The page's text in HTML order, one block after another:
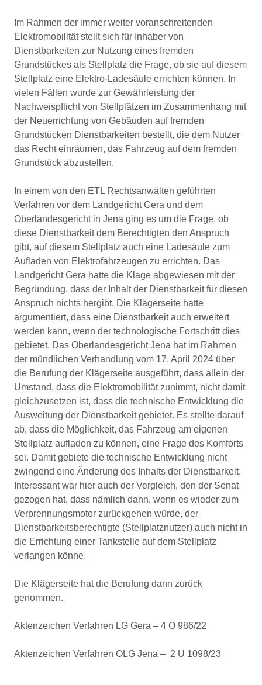
Im Rahmen der immer weiter voranschreitenden
Elektromobilität stellt sich für Inhaber von
Dienstbarkeiten zur Nutzung eines fremden
Grundstückes als Stellplatz die Frage, ob sie auf diesem
Stellplatz eine Elektro-Ladesäule errichten können. In
vielen Fällen wurde zur Gewährleistung der
Nachweispflicht von Stellplätzen im Zusammenhang mit
der Neuerrichtung von Gebäuden auf fremden
Grundstücken Dienstbarkeiten bestellt, die dem Nutzer
das Recht einräumen, das Fahrzeug auf dem fremden
Grundstück abzustellen.
In einem von den ETL Rechtsanwälten geführten
Verfahren vor dem Landgericht Gera und dem
Oberlandesgericht in Jena ging es um die Frage, ob
diese Dienstbarkeit dem Berechtigten den Anspruch
gibt, auf diesem Stellplatz auch eine Ladesäule zum
Aufladen von Elektrofahrzeugen zu errichten. Das
Landgericht Gera hatte die Klage abgewiesen mit der
Begründung, dass der Inhalt der Dienstbarkeit für diesen
Anspruch nichts hergibt. Die Klägerseite hatte
argumentiert, dass eine Dienstbarkeit auch erweitert
werden kann, wenn der technologische Fortschritt dies
gebietet. Das Oberlandesgericht Jena hat im Rahmen
der mündlichen Verhandlung vom 17. April 2024 über
die Berufung der Klägerseite ausgeführt, dass allein der
Umstand, dass die Elektromobilität zunimmt, nicht damit
gleichzusetzen ist, dass die technische Entwicklung die
Ausweitung der Dienstbarkeit gebietet. Es stellte darauf
ab, dass die Möglichkeit, das Fahrzeug am eigenen
Stellplatz aufladen zu können, eine Frage des Komforts
sei. Damit gebiete die technische Entwicklung nicht
zwingend eine Änderung des Inhalts der Dienstbarkeit.
Interessant war hier auch der Vergleich, den der Senat
gezogen hat, dass nämlich dann, wenn es wieder zum
Verbrennungsmotor zurückgehen würde, der
Dienstbarkeitsberechtigte (Stellplatznutzer) auch nicht in
die Errichtung einer Tankstelle auf dem Stellplatz
verlangen könne.
Die Klägerseite hat die Berufung dann zurück
genommen.
Aktenzeichen Verfahren LG Gera – 4 O 986/22
Aktenzeichen Verfahren OLG Jena – 2 U 1098/23